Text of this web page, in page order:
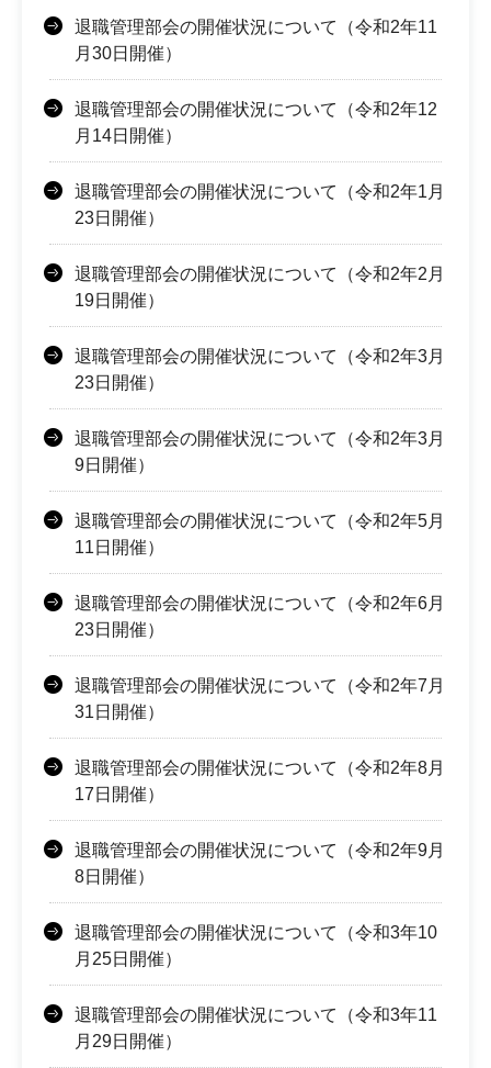
退職管理部会の開催状況について（令和2年11
月30日開催）
退職管理部会の開催状況について（令和2年12
月14日開催）
退職管理部会の開催状況について（令和2年1月
23日開催）
退職管理部会の開催状況について（令和2年2月
19日開催）
退職管理部会の開催状況について（令和2年3月
23日開催）
退職管理部会の開催状況について（令和2年3月
9日開催）
退職管理部会の開催状況について（令和2年5月
11日開催）
退職管理部会の開催状況について（令和2年6月
23日開催）
退職管理部会の開催状況について（令和2年7月
31日開催）
退職管理部会の開催状況について（令和2年8月
17日開催）
退職管理部会の開催状況について（令和2年9月
8日開催）
退職管理部会の開催状況について（令和3年10
月25日開催）
退職管理部会の開催状況について（令和3年11
月29日開催）